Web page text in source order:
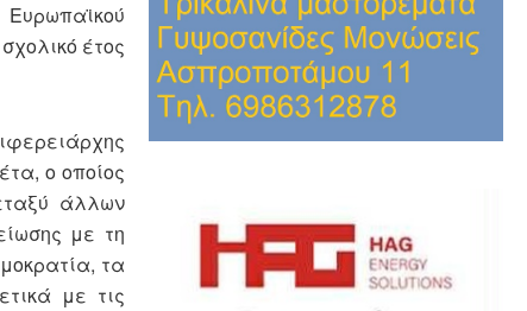
έτος
ο οποίος
άλλων
με τη
τα
με τις